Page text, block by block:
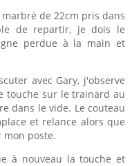
de 22cm pris dans
de repartir, je dois le
perdue à la main et
avec Gary, j'observe
touche sur le trainard au
dans le vide. Le couteau
et relance alors que
mon poste.
à nouveau la touche et